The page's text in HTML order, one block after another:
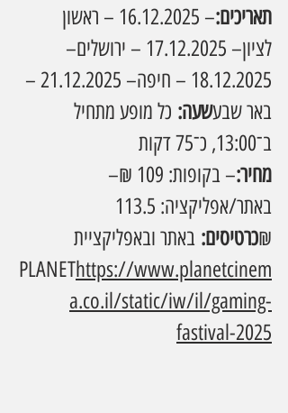
תאריכים:
– 16.12.2025 – ראשון
לציון– 17.12.2025 – ירושלים–
18.12.2025 – חיפה– 21.12.2025 –
באר שבעשעה: כל מופע מתחיל
ב־13:00, כ־75 דקות
מחיר:
– בקופות: 109 ₪–
₪כרטיסים: באתר ובאפליקציית
PLANEThttps://www.planetcinem
a.co.il/static/iw/il/gaming-
fastival-2025